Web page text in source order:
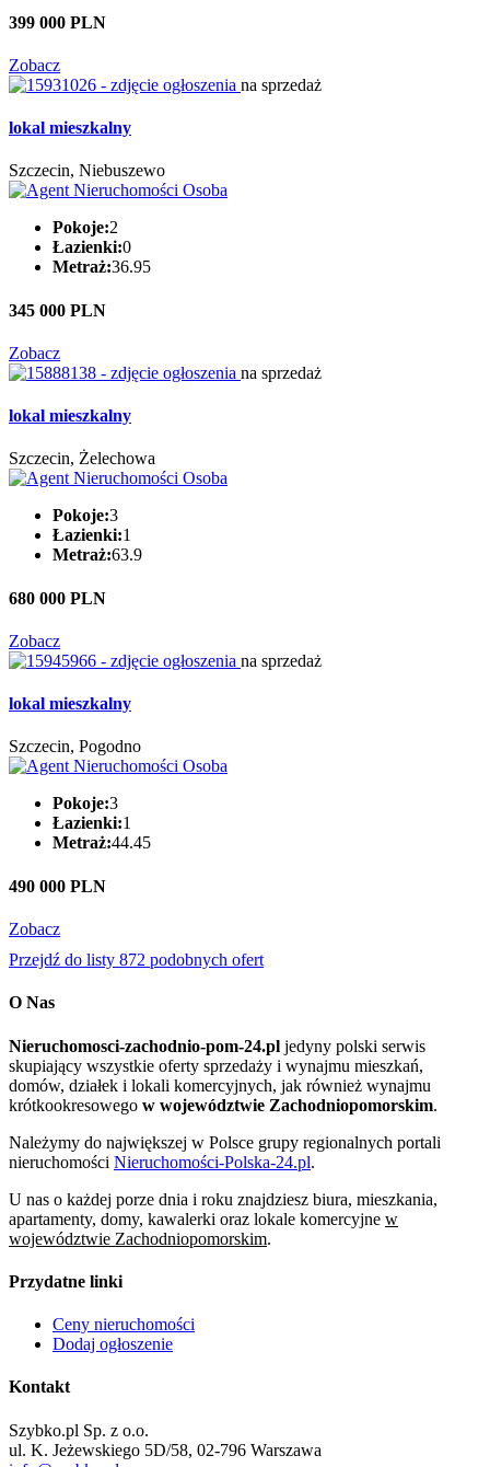
399 000 PLN
Zobacz
na sprzedaż
lokal mieszkalny
Szczecin, Niebuszewo
Pokoje:2
Łazienki:0
Metraż:36.95
345 000 PLN
Zobacz
na sprzedaż
lokal mieszkalny
Szczecin, Żelechowa
Pokoje:3
Łazienki:1
Metraż:63.9
680 000 PLN
Zobacz
na sprzedaż
lokal mieszkalny
Szczecin, Pogodno
Pokoje:3
Łazienki:1
Metraż:44.45
490 000 PLN
Zobacz
Przejdź do listy 872 podobnych ofert
O Nas
Nieruchomosci-zachodnio-pom-24.pl jedyny polski serwis
skupiający wszystkie oferty sprzedaży i wynajmu mieszkań,
domów, działek i lokali komercyjnych, jak również wynajmu
krótkookresowego w województwie Zachodniopomorskim.
Należymy do największej w Polsce grupy regionalnych portali
nieruchomości Nieruchomości-Polska-24.pl.
U nas o każdej porze dnia i roku znajdziesz biura, mieszkania,
apartamenty, domy, kawalerki oraz lokale komercyjne w
województwie Zachodniopomorskim.
Przydatne linki
Ceny nieruchomości
Dodaj ogłoszenie
Kontakt
Szybko.pl Sp. z o.o.
ul. K. Jeżewskiego 5D/58, 02-796 Warszawa